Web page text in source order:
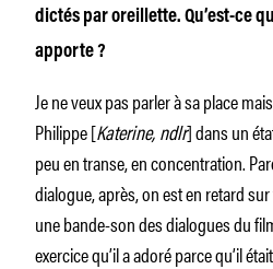
dictés par oreillette. Qu’est-ce
apporte ?
Je ne veux pas parler à sa place
Philippe [Katerine, ndlr] dans un
peu en transe, en concentration.
dialogue, après, on est en retard
une bande-son des dialogues du
exercice qu’il a adoré parce qu’il